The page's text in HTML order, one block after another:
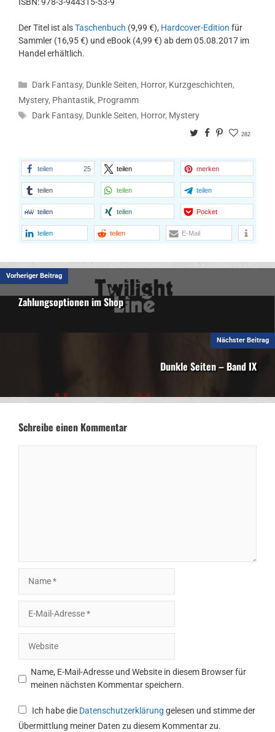
ISBN: 978-3-944315-53-9
Der Titel ist alsTaschenbuch (9,99 €), Hardcover-Edition für
Sammler (16,95 €) und eBook (4,99 €) ab dem 05.08.2017 im
Handel erhältlich.
Kategorien
Dark Fantasy, Dunkle Seiten, Horror, Kurzgeschichten,
Mystery, Phantastik, Programm
Schlagwörter
Dark Fantasy, Dunkle Seiten, Horror, Mystery
TwitterFacebook
Pinterest
282
teilen 25 teilen merken
teilen teilen teilen
teilen teilen Pocket
teilen teilen E-Mail
Vorheriger Beitrag
Zahlungsoptionen im Shop
Nächster Beitrag
Dunkle Seiten – Band IX
Schreibe einen Kommentar
Mail-
Adresse
Name, E-Mail-Adresse und Website in diesem Browser für
meinen nächsten Kommentar speichern.
Ich habe die Datenschutzerklärung gelesen und stimme der
Übermittlung meiner Daten zu diesem Kommentar zu.